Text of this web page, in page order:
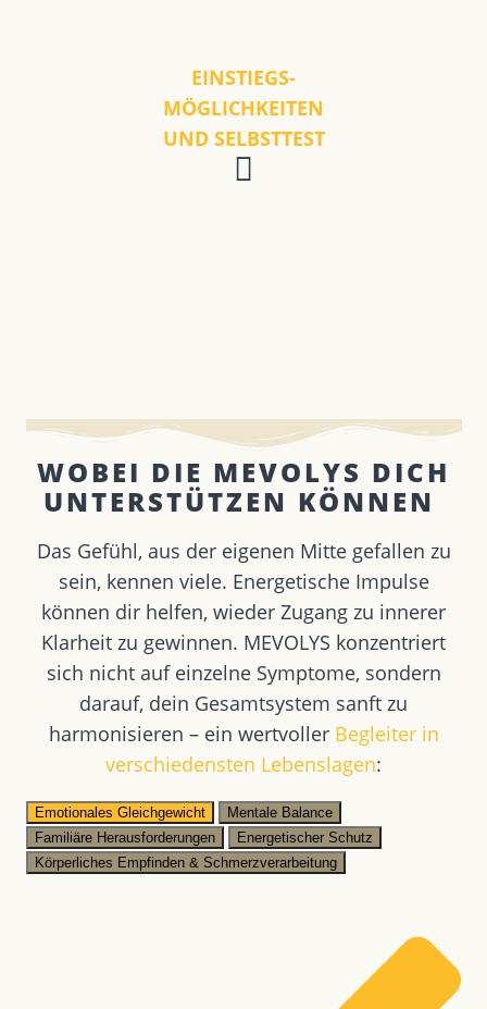
EINSTIEGS-
MÖGLICHKEITEN
UND SELBSTTEST
WOBEI DIE MEVOLYS DICH
UNTERSTÜTZEN KÖNNEN ​
Das Gefühl, aus der eigenen Mitte gefallen zu
sein, kennen viele. Energetische Impulse
können dir helfen, wieder Zugang zu innerer
Klarheit zu gewinnen. MEVOLYS konzentriert
sich nicht auf einzelne Symptome, sondern
darauf, dein Gesamtsystem sanft zu
harmonisieren – ein wertvoller Begleiter in
verschiedensten Lebenslagen:
Emotionales Gleichgewicht
Mentale Balance
Familiäre Herausforderungen
Energetischer Schutz
Körperliches Empfinden & Schmerzverarbeitung